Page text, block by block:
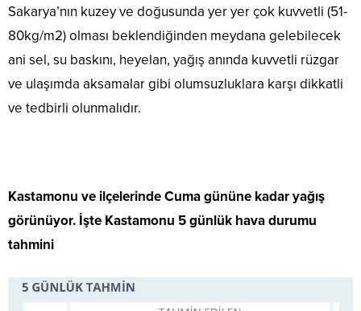
Sakarya’nın kuzey ve doğusunda yer yer çok kuvvetli (51-
80kg/m2) olması beklendiğinden meydana gelebilecek
ani sel, su baskını, heyelan, yağış anında kuvvetli rüzgar
ve ulaşımda aksamalar gibi olumsuzluklara karşı dikkatli
ve tedbirli olunmalıdır.
Kastamonu ve ilçelerinde Cuma gününe kadar yağış
görünüyor. İşte Kastamonu 5 günlük hava durumu
tahmini